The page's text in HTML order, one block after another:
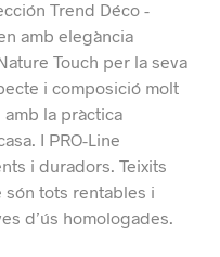
Trend Déco -
amb elegància
Touch per la seva
i composició molt
amb la pràctica
I PRO-Line
i duradors. Teixits
són tots rentables i
d’ús homologades.